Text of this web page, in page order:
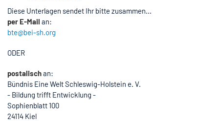
Diese Unterlagen sendet Ihr bitte zusammen...
per E-Mail an:
bte@bei-sh.org
ODER
postalischan:
Bündnis Eine Welt Schleswig-Holstein e. V.
- Bildung trifft Entwicklung -
Sophienblatt 100
24114 Kiel